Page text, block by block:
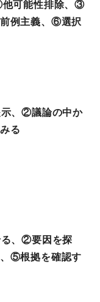
可能性排除、③
例主義、⑥選択
、②議論の中か
る
、②要因を探
⑤根拠を確認す